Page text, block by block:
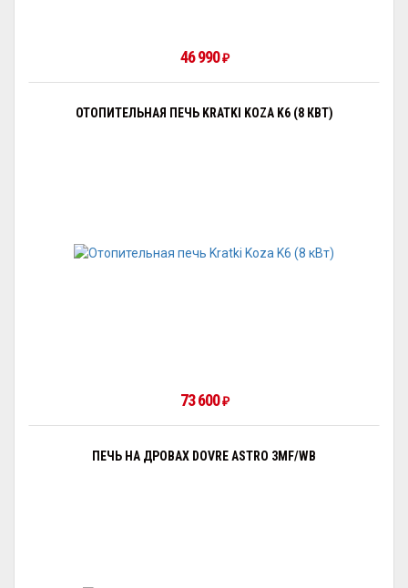
46 990 ₽
ОТОПИТЕЛЬНАЯ ПЕЧЬ KRATKI KOZA K6 (8 КВТ)
73 600 ₽
ПЕЧЬ НА ДРОВАХ DOVRE ASTRO 3MF/WB